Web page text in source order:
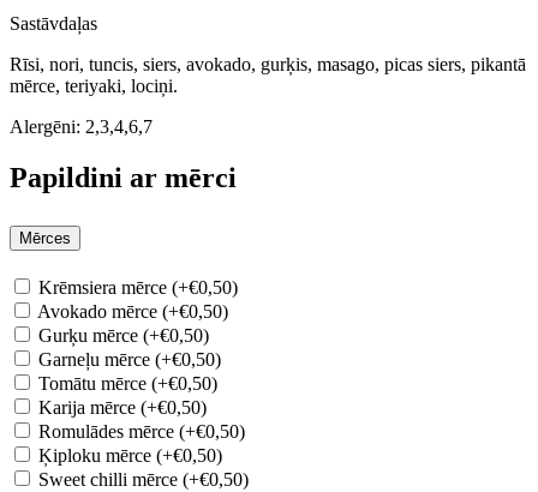
Sastāvdaļas
Rīsi, nori, tuncis, siers, avokado, gurķis, masago, picas siers, pikantā
mērce, teriyaki, lociņi.
Alergēni: 2,3,4,6,7
Papildini ar mērci
Mērces
Krēmsiera mērce (+€0,50)
Avokado mērce (+€0,50)
Gurķu mērce (+€0,50)
Garneļu mērce (+€0,50)
Tomātu mērce (+€0,50)
Karija mērce (+€0,50)
Romulādes mērce (+€0,50)
Ķiploku mērce (+€0,50)
Sweet chilli mērce (+€0,50)